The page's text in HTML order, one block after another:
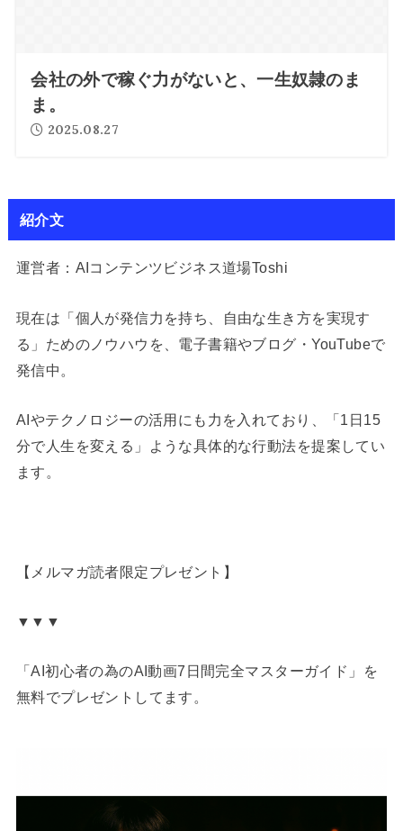
会社の外で稼ぐ力がないと、一生奴隷のま
ま。
2025.08.27
紹介文
運営者：AIコンテンツビジネス道場Toshi
現在は「個人が発信力を持ち、自由な生き方を実現す
る」ためのノウハウを、電子書籍やブログ・YouTubeで
発信中。
AIやテクノロジーの活用にも力を入れており、「1日15
分で人生を変える」ような具体的な行動法を提案してい
ます。
【メルマガ読者限定プレゼント】
▼▼▼
「AI初心者の為のAI動画7日間完全マスターガイド」を
無料でプレゼントしてます。